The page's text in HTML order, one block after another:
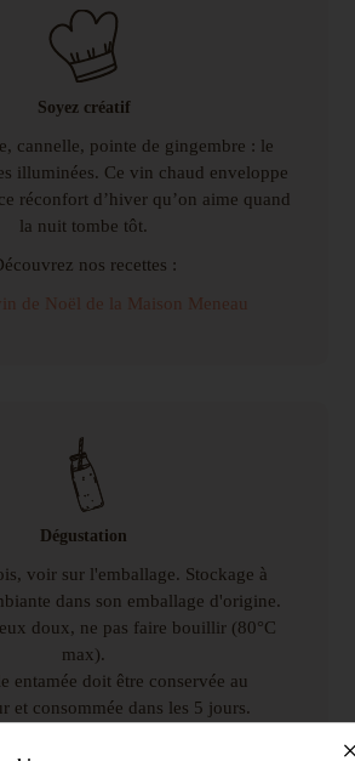
Soyez créatif
cannelle, pointe de gingembre : le
illuminées. Ce vin chaud enveloppe
réconfort d’hiver qu’on aime quand
la nuit tombe tôt.
nos recettes :
de Noël de la Maison Meneau
Dégustation
voir sur l'emballage. Stockage à
dans son emballage d'origine.
doux, ne pas faire bouillir (80°C
max).
entamée doit être conservée au
et consommée dans les 5 jours.